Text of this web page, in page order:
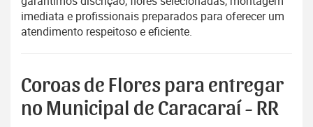
imediata e profissionais preparados para oferecer um
atendimento respeitoso e eficiente.
Coroas de Flores para entregar
no Municipal de Caracaraí - RR